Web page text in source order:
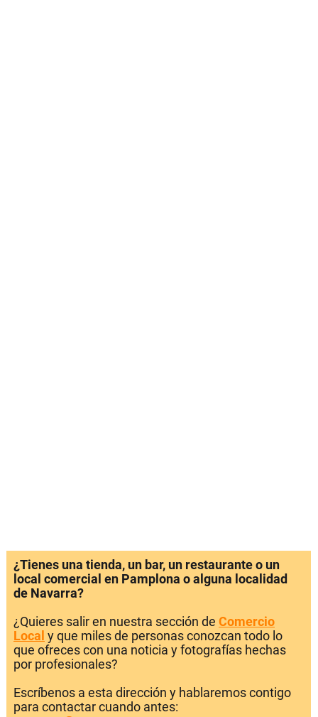
¿Tienes una tienda, un bar, un restaurante o un
local comercial en Pamplona o alguna localidad
de Navarra?
¿Quieres salir en nuestra sección de Comercio
Local y que miles de personas conozcan todo lo
que ofreces con una noticia y fotografías hechas
por profesionales?
Escríbenos a esta dirección y hablaremos contigo
para contactar cuando antes: